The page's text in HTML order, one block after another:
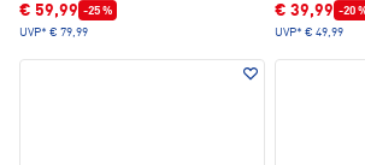
€ 59,99 -25 %
UVP* € 79,99
€ 39,99 -20
UVP* € 49,99